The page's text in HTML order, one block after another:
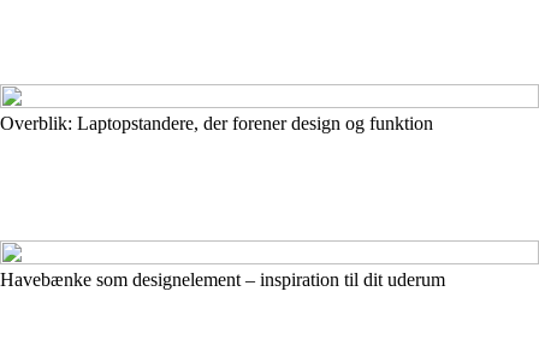
Overblik: Laptopstandere, der forener design og funktion
Havebænke som designelement – inspiration til dit uderum